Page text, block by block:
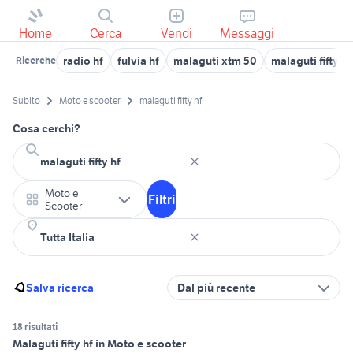
Home Cerca Vendi Messaggi
Ricerche radio hf fulvia hf malaguti xtm 50 malaguti fifty
Subito Moto e scooter malaguti fifty hf
Cosa cerchi?
Moto e
Scooter
Filtri
Salva ricerca Dal più recente
18 risultati
Malaguti fifty hf in Moto e scooter